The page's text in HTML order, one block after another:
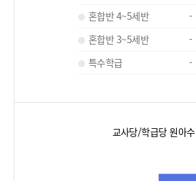
혼합반 4~5세반
-
혼합반 3~5세반
-
특수학급
-
교사당/학급당 원아수